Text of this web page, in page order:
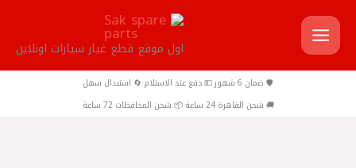
تخطي
إلى
المحتوى
اول موقع قطع غيار سيارات اونلاين
🛡️ ضمان 6 شهور 💵 دفع عند الاستلام 🔄 استبدال سهل
🚚 شحن القاهرة 24 ساعة 📦 شحن المحافظات 72 ساعة